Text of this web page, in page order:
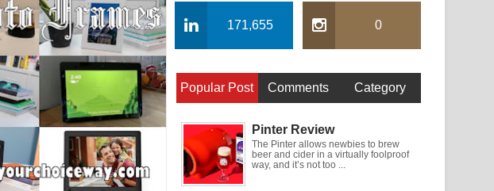
171,655 0
Popular Post Comments Category
Pinter Review
The Pinter allows newbies to brew
beer and cider in a virtually foolproof
way, and it’s not too ...